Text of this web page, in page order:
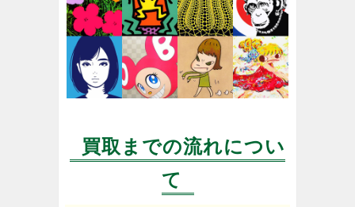
買取までの流れについ
て